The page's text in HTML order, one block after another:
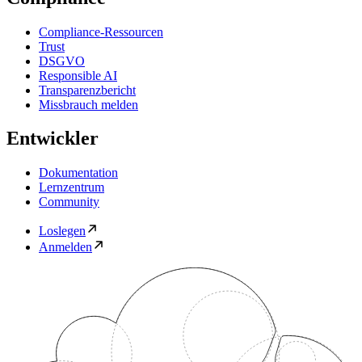
Compliance-Ressourcen
Trust
DSGVO
Responsible AI
Transparenzbericht
Missbrauch melden
Entwickler
Dokumentation
Lernzentrum
Community
Loslegen
Anmelden